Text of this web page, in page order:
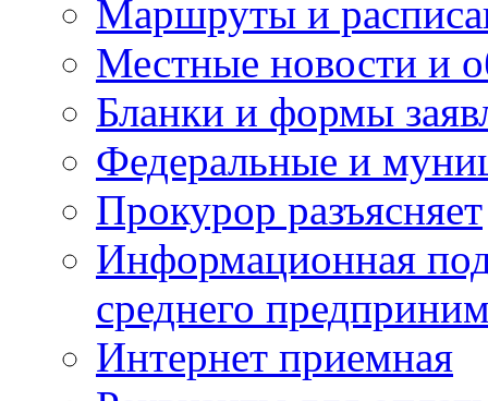
Маршруты и
Местные новости и
Бланки и формы
Федеральные и
Прокурор разъясняет
Информационная
среднего
Интернет приемная